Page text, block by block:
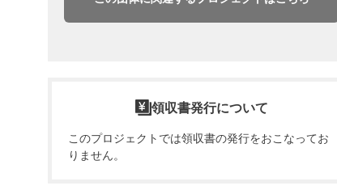
領収書発行について
このプロジェクトでは領収書の発行をおこなってお
りません。